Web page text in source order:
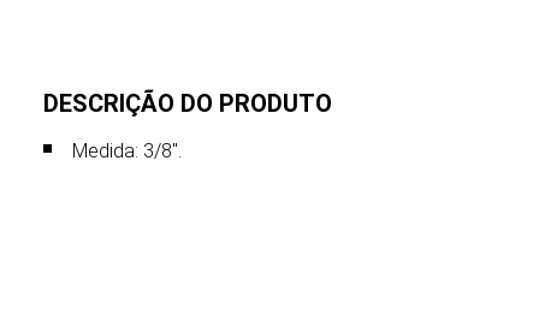
DESCRIÇÃO DO PRODUTO
Medida: 3/8".